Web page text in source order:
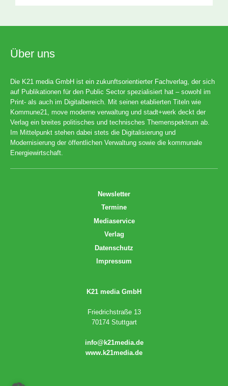
Über uns
Die K21 media GmbH ist ein zukunftsorientierter Fachverlag, der sich
auf Publikationen für den Public Sector spezialisiert hat – sowohl im
Print- als auch im Digitalbereich. Mit seinen etablierten Titeln wie
Kommune21, move moderne verwaltung und stadt+werk deckt der
Verlag ein breites politisches und technisches Themenspektrum ab.
Im Mittelpunkt stehen dabei stets die Digitalisierung und
Modernisierung der öffentlichen Verwaltung sowie die kommunale
Energiewirtschaft.
Newsletter
Termine
Mediaservice
Verlag
Datenschutz
Impressum
K21 media GmbH
Friedrichstraße 13
70174 Stuttgart
info@k21media.de
www.k21media.de